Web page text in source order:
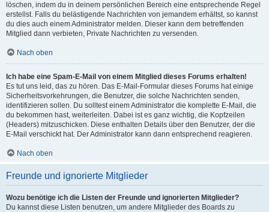
löschen, indem du in deinem persönlichen Bereich eine entsprechende Regel
erstellst. Falls du belästigende Nachrichten von jemandem erhältst, so kannst
du dies auch einem Administrator melden. Dieser kann dem betreffenden
Mitglied dann verbieten, Private Nachrichten zu versenden.
Nach oben
Ich habe eine Spam-E-Mail von einem Mitglied dieses Forums erhalten!
Es tut uns leid, das zu hören. Das E-Mail-Formular dieses Forums hat einige
Sicherheitsvorkehrungen, die Benutzer, die solche Nachrichten senden,
identifizieren sollen. Du solltest einem Administrator die komplette E-Mail, die
du bekommen hast, weiterleiten. Dabei ist es ganz wichtig, die Kopfzeilen
(Headers) mitzuschicken. Diese enthalten Details über den Benutzer, der die
E-Mail verschickt hat. Der Administrator kann dann entsprechend reagieren.
Nach oben
Freunde und ignorierte Mitglieder
Wozu benötige ich die Listen der Freunde und ignorierten Mitglieder?
Du kannst diese Listen benutzen, um andere Mitglieder des Boards zu